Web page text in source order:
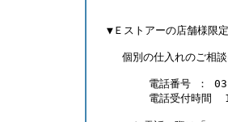
▼Ｅストアーの店舗様
個別の仕入れのご相
電話番号 ：
電話受付時間  10